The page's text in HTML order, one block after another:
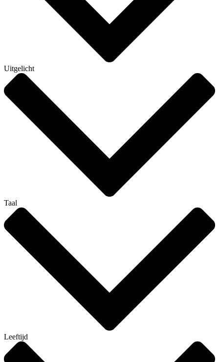
Uitgelicht
Taal
Leeftijd